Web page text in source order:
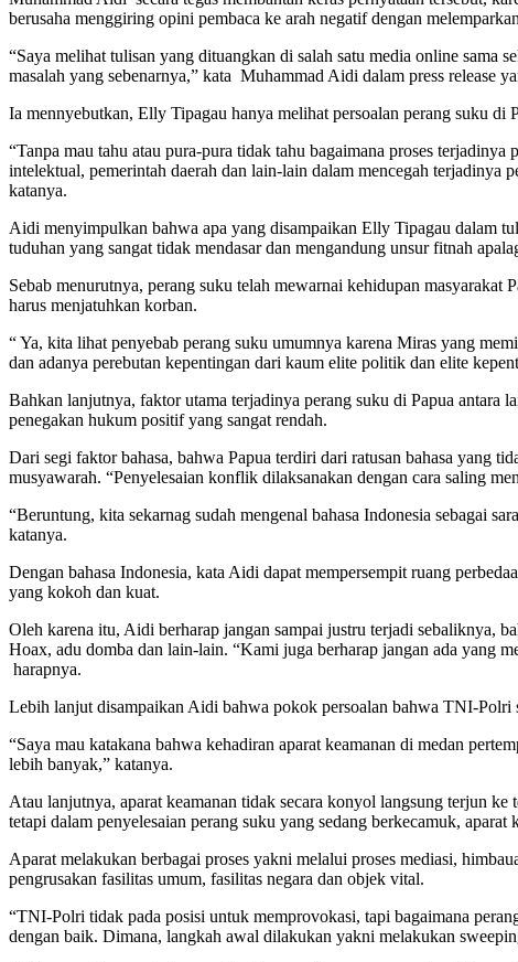
berusaha menggiring opini pembaca ke arah negatif dengan
“Saya melihat tulisan yang dituangkan di salah satu media online sama
masalah yang sebenarnya,” kata Muhammad Aidi dalam press release
Ia mennyebutkan, Elly Tipagau hanya melihat persoalan perang suku
“Tanpa mau tahu atau pura-pura tidak tahu bagaimana proses
intelektual, pemerintah daerah dan lain-lain dalam mencegah terjadinya
katanya.
Aidi menyimpulkan bahwa apa yang disampaikan Elly Tipagau dalam
tuduhan yang sangat tidak mendasar dan mengandung unsur fitnah
Sebab menurutnya, perang suku telah mewarnai kehidupan masyarakat
harus menjatuhkan korban.
“ Ya, kita lihat penyebab perang suku umumnya karena Miras yang
dan adanya perebutan kepentingan dari kaum elite politik dan elite
Bahkan lanjutnya, faktor utama terjadinya perang suku di Papua antara
penegakan hukum positif yang sangat rendah.
Dari segi faktor bahasa, bahwa Papua terdiri dari ratusan bahasa yang
musyawarah. “Penyelesaian konflik dilaksanakan dengan cara saling
“Beruntung, kita sekarnag sudah mengenal bahasa Indonesia sebagai
katanya.
Dengan bahasa Indonesia, kata Aidi dapat mempersempit ruang
yang kokoh dan kuat.
Oleh karena itu, Aidi berharap jangan sampai justru terjadi sebaliknya,
Hoax, adu domba dan lain-lain. “Kami juga berharap jangan ada yang
harapnya.
Lebih lanjut disampaikan Aidi bahwa pokok persoalan bahwa TNI-Polri
“Saya mau katakana bahwa kehadiran aparat keamanan di medan
lebih banyak,” katanya.
Atau lanjutnya, aparat keamanan tidak secara konyol langsung terjun
tetapi dalam penyelesaian perang suku yang sedang berkecamuk,
Aparat melakukan berbagai proses yakni melalui proses mediasi,
pengrusakan fasilitas umum, fasilitas negara dan objek vital.
“TNI-Polri tidak pada posisi untuk memprovokasi, tapi bagaimana
dengan baik. Dimana, langkah awal dilakukan yakni melakukan